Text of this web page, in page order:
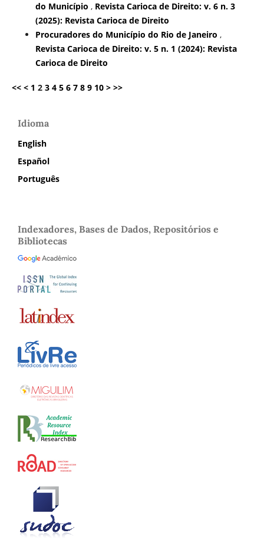
do Município , Revista Carioca de Direito: v. 6 n. 3
(2025): Revista Carioca de Direito
Procuradores do Município do Rio de Janeiro ,
Revista Carioca de Direito: v. 5 n. 1 (2024): Revista
Carioca de Direito
<< < 1 2 3 4 5 6 7 8 9 10 > >>
Idioma
English
Español
Português
Indexadores, Bases de Dados, Repositórios e
Bibliotecas